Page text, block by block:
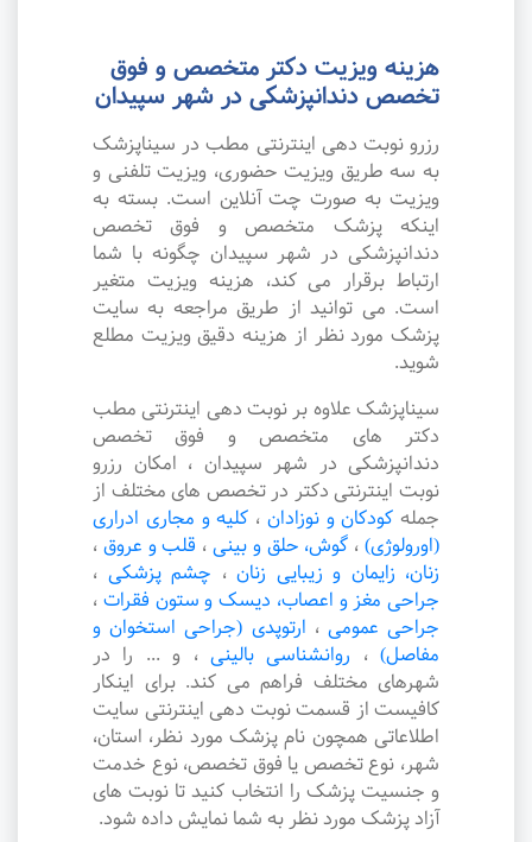
هزینه ویزیت دکتر متخصص و فوق
تخصص دندانپزشکی در شهر سپیدان
رزرو نوبت دهی اینترنتی مطب در سیناپزشک
به سه طریق ویزیت حضوری، ویزیت تلفنی و
ویزیت به صورت چت آنلاین است. بسته به
اینکه پزشک متخصص و فوق تخصص
دندانپزشکی در شهر سپیدان چگونه با شما
ارتباط برقرار می کند، هزینه ویزیت متغیر
است. می توانید از طریق مراجعه به سایت
پزشک مورد نظر از هزینه دقیق ویزیت مطلع
شوید.
سیناپزشک علاوه بر نوبت دهی اینترنتی مطب
دکتر های متخصص و فوق تخصص
دندانپزشکی در شهر سپیدان ، امکان رزرو
نوبت اینترنتی دکتر در تخصص های مختلف از
جمله کودکان و نوزادان ، کلیه و مجاری ادراری
(اورولوژی) ، گوش، حلق و بینی ، قلب و عروق ،
زنان، زایمان و زیبایی زنان ، چشم پزشکی ،
جراحی مغز و اعصاب، دیسک و ستون فقرات ،
جراحی عمومی ، ارتوپدی (جراحی استخوان و
مفاصل) ، روانشناسی بالینی ، و ... را در
شهرهای مختلف فراهم می کند. برای اینکار
کافیست از قسمت نوبت دهی اینترنتی سایت
اطلاعاتی همچون نام پزشک مورد نظر، استان،
شهر، نوع تخصص یا فوق تخصص، نوع خدمت
و جنسیت پزشک را انتخاب کنید تا نوبت های
آزاد پزشک مورد نظر به شما نمایش داده شود.